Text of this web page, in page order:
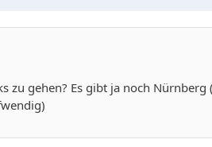
gehen? Es gibt ja noch